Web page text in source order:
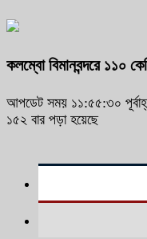
কলম্বো বিমানবন্দরে ১১০
আপডেট সময় ১১:৫৫:৩০
১৫২ বার পড়া হয়েছে